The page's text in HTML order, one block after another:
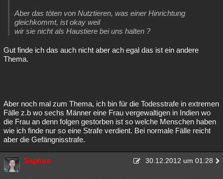
Aber das töten von Nutztieren, was einer Hinrichtung
gleichkommt, ist okay weil
wir sie nicht als Haustiere bei uns halten ?
Gut finde ich das auch nicht aber ach egal das ist ein andere
Thema.
Aber noch mal zum Thema, ich bin für die Todesstrafe in extremen
Fälle z.b wo sechs Männer eine Frau vergewaltigen in Indien wo
die Frau an denn folgen gestorben ist so welche Menschen haben
wie ich finde nur so eine Strafe verdient. Bei normale Fälle reicht
aber die Gefängnisstrafe.
Saphira 30.12.2012 um 01:28